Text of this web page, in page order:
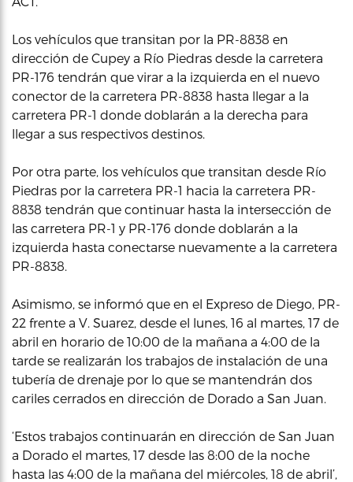
Los vehículos que transitan por la PR-8838 en
dirección de Cupey a Río Piedras desde la carretera
PR-176 tendrán que virar a la izquierda en el nuevo
conector de la carretera PR-8838 hasta llegar a la
carretera PR-1 donde doblarán a la derecha para
llegar a sus respectivos destinos.
Por otra parte, los vehículos que transitan desde Río
Piedras por la carretera PR-1 hacia la carretera PR-
8838 tendrán que continuar hasta la intersección de
las carretera PR-1 y PR-176 donde doblarán a la
izquierda hasta conectarse nuevamente a la carretera
PR-8838.
Asimismo, se informó que en el Expreso de Diego, PR-
22 frente a V. Suarez, desde el lunes, 16 al martes, 17 de
abril en horario de 10:00 de la mañana a 4:00 de la
tarde se realizarán los trabajos de instalación de una
tubería de drenaje por lo que se mantendrán dos
cariles cerrados en dirección de Dorado a San Juan.
‘Estos trabajos continuarán en dirección de San Juan
a Dorado el martes, 17 desde las 8:00 de la noche
hasta las 4:00 de la mañana del miércoles, 18 de abril’,